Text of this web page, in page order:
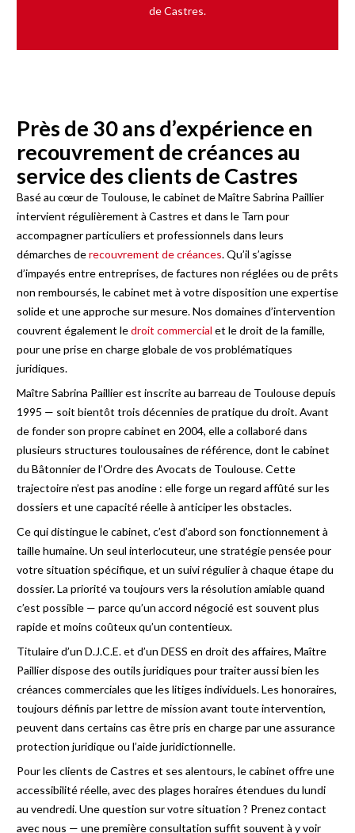
de Castres.
Près de 30 ans d’expérience en
recouvrement de créances au
service des clients de Castres
Basé au cœur de Toulouse, le cabinet de Maître Sabrina Paillier
intervient régulièrement à Castres et dans le Tarn pour
accompagner particuliers et professionnels dans leurs
démarches derecouvrement de créances. Qu’il s’agisse
d’impayés entre entreprises, de factures non réglées ou de prêts
non remboursés, le cabinet met à votre disposition une expertise
solide et une approche sur mesure. Nos domaines d’intervention
couvrent également ledroit commercial et le droit de la famille,
pour une prise en charge globale de vos problématiques
juridiques.
Maître Sabrina Paillier est inscrite au barreau de Toulouse depuis
1995 — soit bientôt trois décennies de pratique du droit. Avant
de fonder son propre cabinet en 2004, elle a collaboré dans
plusieurs structures toulousaines de référence, dont le cabinet
du Bâtonnier de l’Ordre des Avocats de Toulouse. Cette
trajectoire n’est pas anodine : elle forge un regard affûté sur les
dossiers et une capacité réelle à anticiper les obstacles.
Ce qui distingue le cabinet, c’est d’abord son fonctionnement à
taille humaine. Un seul interlocuteur, une stratégie pensée pour
votre situation spécifique, et un suivi régulier à chaque étape du
dossier. La priorité va toujours vers la résolution amiable quand
c’est possible — parce qu’un accord négocié est souvent plus
rapide et moins coûteux qu’un contentieux.
Titulaire d’un D.J.C.E. et d’un DESS en droit des affaires, Maître
Paillier dispose des outils juridiques pour traiter aussi bien les
créances commerciales que les litiges individuels. Les honoraires,
toujours définis par lettre de mission avant toute intervention,
peuvent dans certains cas être pris en charge par une assurance
protection juridique ou l’aide juridictionnelle.
Pour les clients de Castres et ses alentours, le cabinet offre une
accessibilité réelle, avec des plages horaires étendues du lundi
au vendredi. Une question sur votre situation ? Prenez contact
avec nous — une première consultation suffit souvent à y voir